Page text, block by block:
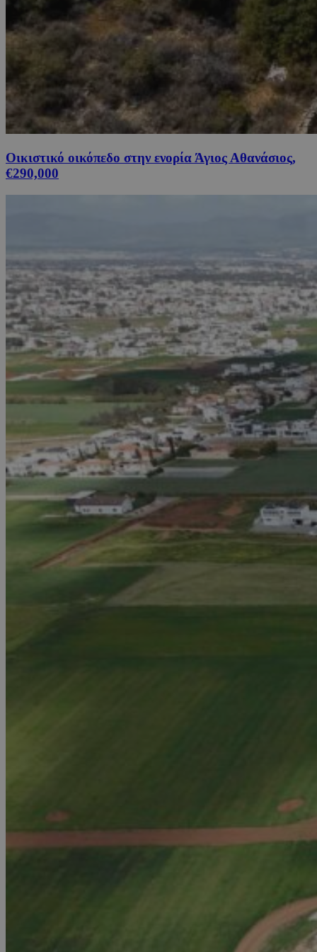
Οικιστικό οικόπεδο στην ενορία Άγιος Αθανάσιος,
€290,000